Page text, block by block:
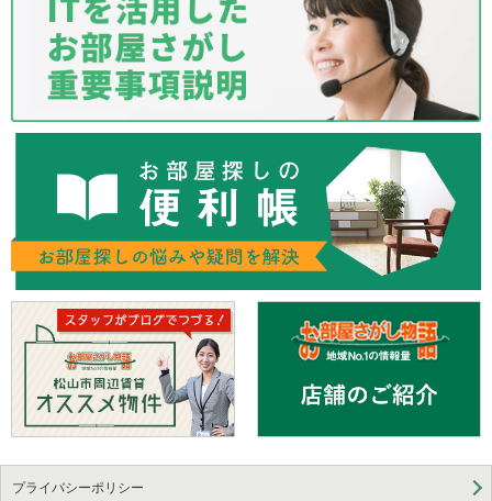
プライバシーポリシー